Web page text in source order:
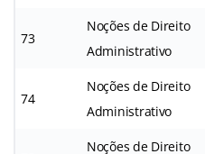
73
Noções de Direito
Administrativo
74
Noções de Direito
Administrativo
Noções de Direito